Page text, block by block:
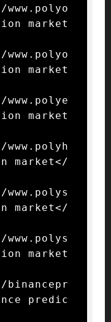
market
market
market
market</
market</
market
predic